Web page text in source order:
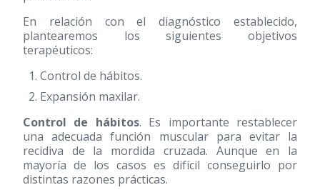
En relación con el diagnóstico establecido,
plantearemos los siguientes objetivos
terapéuticos:
Control de hábitos.
Expansión maxilar.
Control de hábitos. Es importante restablecer
una adecuada función muscular para evitar la
recidiva de la mordida cruzada. Aunque en la
mayoría de los casos es difícil conseguirlo por
distintas razones prácticas.